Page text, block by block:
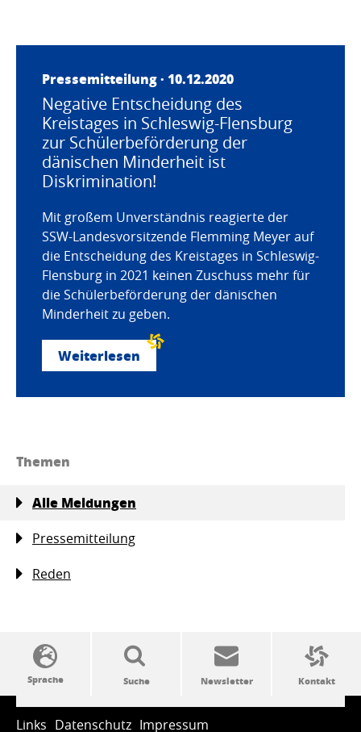
Pressemitteilung · 10.12.2020
Negative Entscheidung des
Kreistages in Schleswig-Flensburg
zur Schülerbeförderung der
dänischen Minderheit ist
Diskrimination!
Mit großem Unverständnis reagierte der
SSW-Landesvorsitzende Flemming Meyer auf
die Entscheidung des Kreistages in Schleswig-
Flensburg in 2021 keinen Zuschuss mehr für
die Schülerbeförderung der dänischen
Minderheit zu geben.
Weiterlesen
Themen
Alle Meldungen
Pressemitteilung
Reden
SSW-Politik von A bis Z
Links Datenschutz Impressum